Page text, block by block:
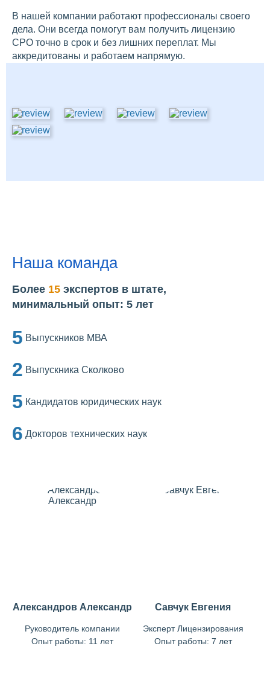
В нашей компании работают профессионалы своего
дела. Они всегда помогут вам получить лицензию
СРО точно в срок и без лишних переплат. Мы
аккредитованы и работаем напрямую.
Наша команда
Более 15 экспертов в штате,
минимальный опыт: 5 лет
5 Выпускников МВА
2 Выпускника Сколково
5 Кандидатов юридических наук
6 Докторов технических наук
Александров Александр
Руководитель компании
Опыт работы: 11 лет
Савчук Евгения
Эксперт Лицензирования
Опыт работы: 7 лет